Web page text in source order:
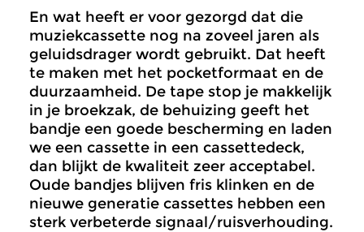
En wat heeft er voor gezorgd dat die
muziekcassette nog na zoveel jaren als
geluidsdrager wordt gebruikt. Dat heeft
te maken met het pocketformaat en de
duurzaamheid. De tape stop je makkelijk
in je broekzak, de behuizing geeft het
bandje een goede bescherming en laden
we een cassette in een cassettedeck,
dan blijkt de kwaliteit zeer acceptabel.
Oude bandjes blijven fris klinken en de
nieuwe generatie cassettes hebben een
sterk verbeterde signaal/ruisverhouding.